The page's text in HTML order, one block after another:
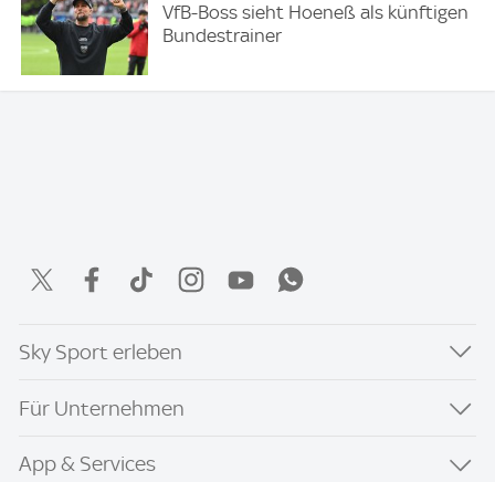
VfB-Boss sieht Hoeneß als künftigen
Bundestrainer
Sky Sport erleben
Für Unternehmen
App & Services